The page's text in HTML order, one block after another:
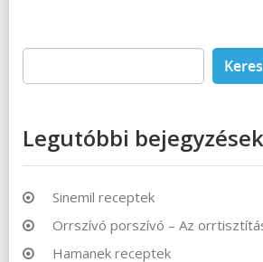
Keresés:
Legutóbbi bejegyzések
Sinemil receptek
Orrszívó porszívó – Az
Hamanek receptek